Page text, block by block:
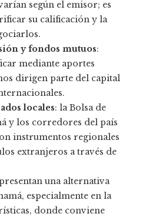
según el emisor; es
su calificación y la
y fondos mutuos:
mediante aportes
dirigen parte del capital
locales: la Bolsa de
y los corredores del país
instrumentos regionales
extranjeros a través de
una alternativa
especialmente en la
donde conviene